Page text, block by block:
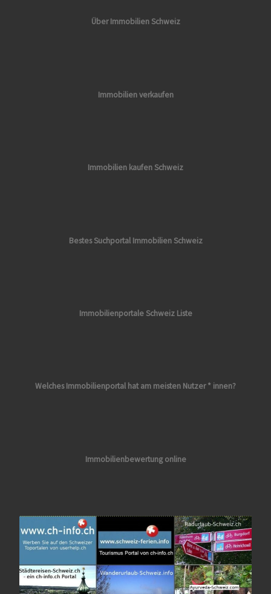
Über Immobilien Schweiz
Immobilien verkaufen
Immobilien kaufen Schweiz
Bestes Suchportal Immobilien Schweiz
Immobilienportale Schweiz Liste
Welches Immobilienportal hat am meisten Nutzer * innen?
Immobilienbewertung online